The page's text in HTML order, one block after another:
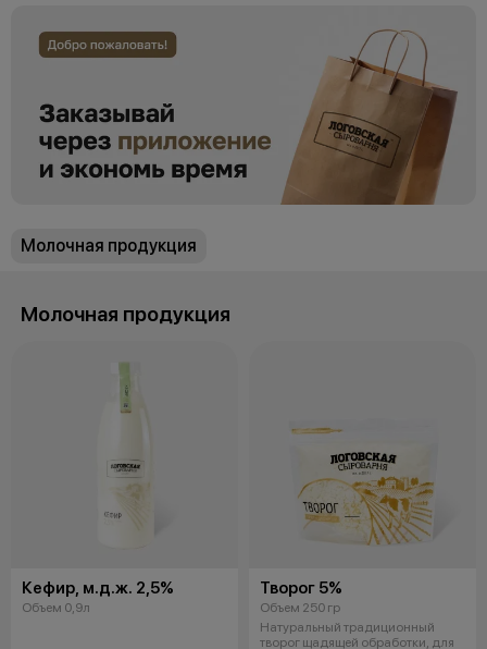
Молочная продукция
Молочная продукция
Кефир, м.д.ж. 2,5%
Объем 0,9л
Творог 5%
Объем 250 гр
Натуральный традиционный
творог щадящей обработки, для